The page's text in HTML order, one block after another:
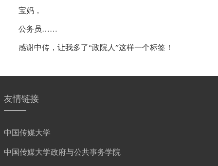
宝妈，
公务员……
感谢中传，让我多了“政院人”这样一个标签！
友情链接
中国传媒大学
中国传媒大学政府与公共事务学院